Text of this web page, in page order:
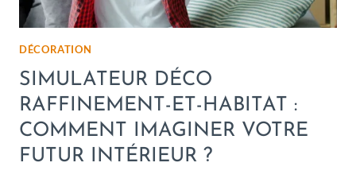
DÉCORATION
SIMULATEUR DÉCO
RAFFINEMENT-ET-HABITAT :
COMMENT IMAGINER VOTRE
FUTUR INTÉRIEUR ?